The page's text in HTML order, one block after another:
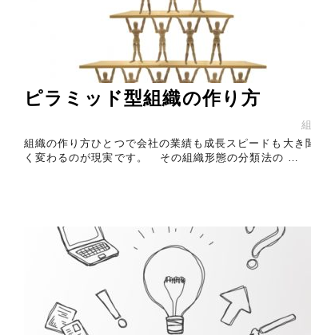
ピラミッド型組織の作り方
組織の作り方ひとつで会社の業績も成長スピードも大き
く変わるのが現実です。 その組織形態の分類法の …